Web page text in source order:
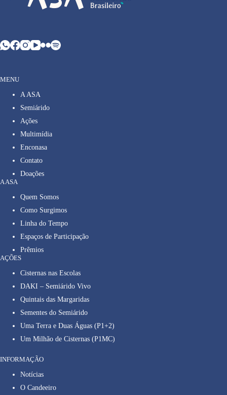
MENU
A ASA
Semiárido
Ações
Multimídia
Enconasa
Contato
Doações
A ASA
Quem Somos
Como Surgimos
Linha do Tempo
Espaços de Participação
Prêmios
AÇÕES
Cisternas nas Escolas
DAKI – Semiárido Vivo
Quintais das Margaridas
Sementes do Semiárido
Uma Terra e Duas Águas (P1+2)
Um Milhão de Cisternas (P1MC)
INFORMAÇÃO
Notícias
O Candeeiro